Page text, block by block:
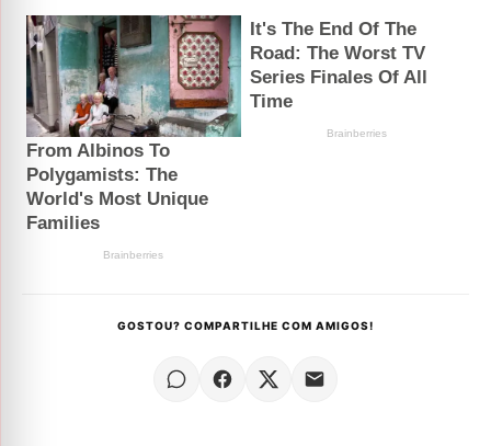
GOSTOU? COMPARTILHE COM AMIGOS!